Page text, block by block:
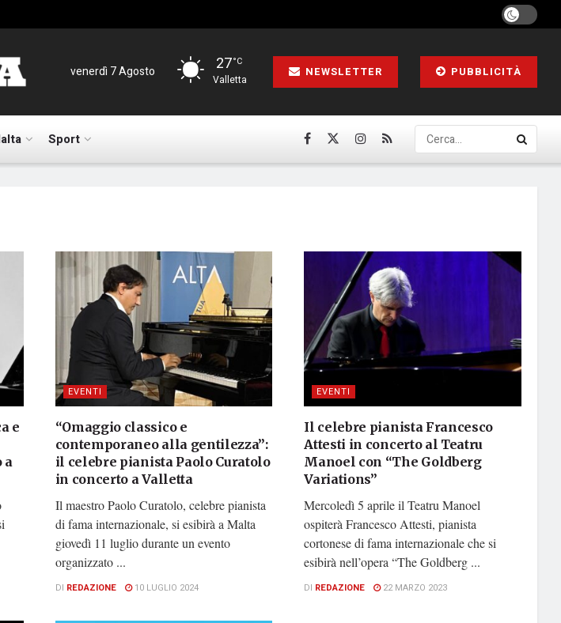
venerdì 7 Agosto 27°C
Valletta
NEWSLETTER PUBBLICITÀ
Sport
e
a
EVENTI
“Omaggio classico e
contemporaneo alla gentilezza”:
il celebre pianista Paolo Curatolo
in concerto a Valletta
Il maestro Paolo Curatolo, celebre pianista
di fama internazionale, si esibirà a Malta
giovedì 11 luglio durante un evento
organizzato ...
DI REDAZIONE 10 LUGLIO 2024
EVENTI
Il celebre pianista Francesco
Attesti in concerto al Teatru
Manoel con “The Goldberg
Variations”
Mercoledì 5 aprile il Teatru Manoel
ospiterà Francesco Attesti, pianista
cortonese di fama internazionale che si
esibirà nell’opera “The Goldberg ...
DI REDAZIONE 22 MARZO 2023